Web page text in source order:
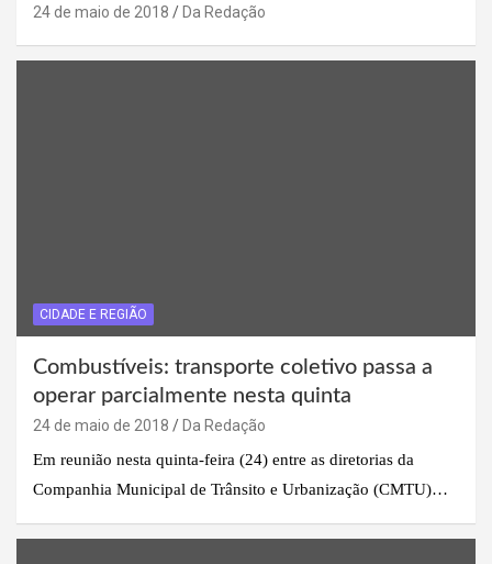
24 de maio de 2018 Da Redação
CIDADE E REGIÃO
Combustíveis: transporte coletivo passa a
operar parcialmente nesta quinta
24 de maio de 2018
Da Redação
Em reunião nesta quinta-feira (24) entre as diretorias da
Companhia Municipal de Trânsito e Urbanização (CMTU)…